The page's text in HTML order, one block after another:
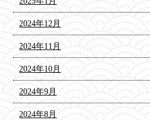
2024年12月
2024年11月
2024年10月
2024年9月
2024年8月